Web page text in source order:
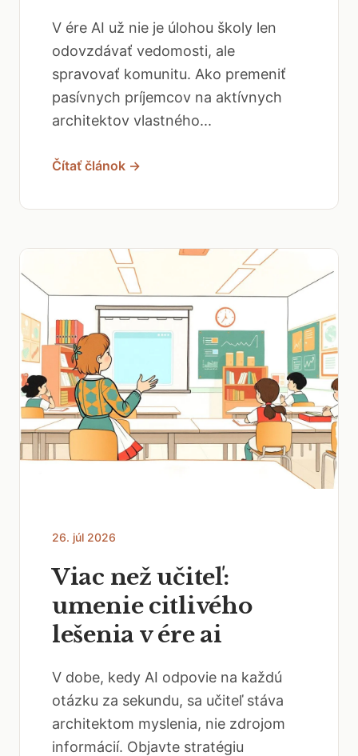
V ére AI už nie je úlohou školy len
odovzdávať vedomosti, ale
spravovať komunitu. Ako premeniť
pasívnych príjemcov na aktívnych
architektov vlastného...
Čítať článok →
26. júl 2026
Viac než učiteľ:
umenie citlivého
lešenia v ére ai
V dobe, kedy AI odpovie na každú
otázku za sekundu, sa učiteľ stáva
architektom myslenia, nie zdrojom
informácií. Objavte stratégiu